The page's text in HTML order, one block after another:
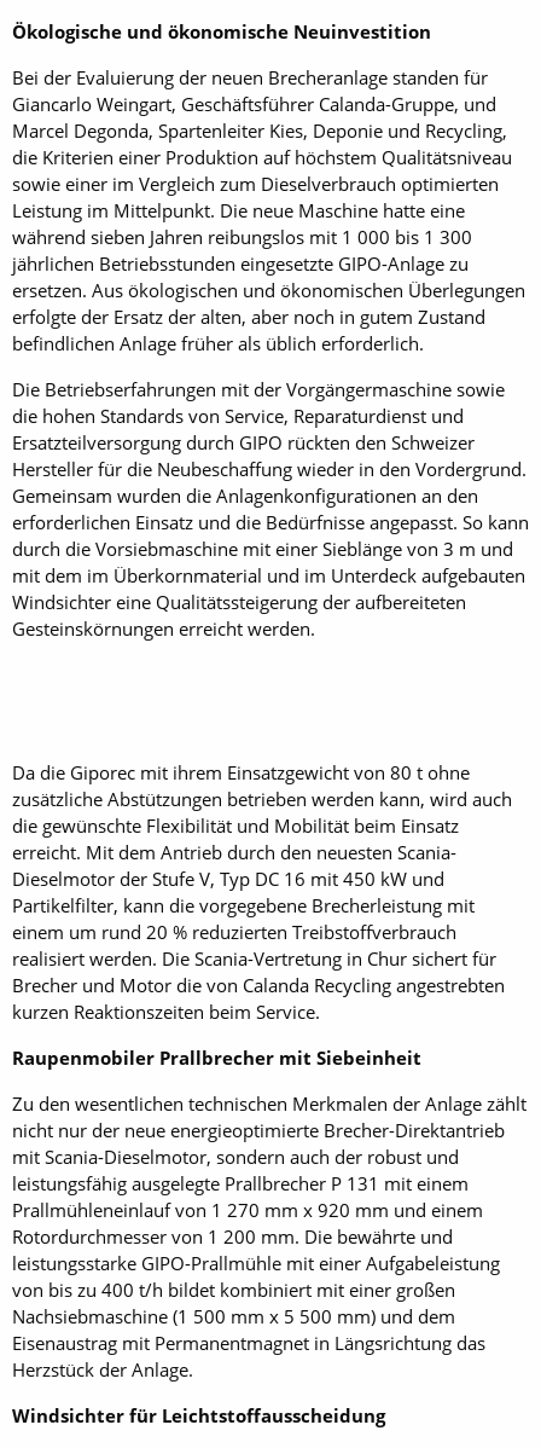
Ökologische und ökonomische Neuinvestition
Bei der Evaluierung der neuen Brecheranlage standen für
Giancarlo Weingart, Geschäftsführer Calanda-Gruppe, und
Marcel Degonda, Spartenleiter Kies, Deponie und Recycling,
die Kriterien einer Produktion auf höchstem Qualitätsniveau
sowie einer im Vergleich zum Dieselverbrauch optimierten
Leistung im Mittelpunkt. Die neue Maschine hatte eine
während sieben Jahren reibungslos mit 1 000 bis 1 300
jährlichen Betriebsstunden eingesetzte GIPO-Anlage zu
ersetzen. Aus ökologischen und ökonomischen Überlegungen
erfolgte der Ersatz der alten, aber noch in gutem Zustand
befindlichen Anlage früher als üblich erforderlich.
Die Betriebserfahrungen mit der Vorgängermaschine sowie
die hohen Standards von Service, Reparaturdienst und
Ersatzteilversorgung durch GIPO rückten den Schweizer
Hersteller für die Neubeschaffung wieder in den Vordergrund.
Gemeinsam wurden die Anlagenkonfigurationen an den
erforderlichen Einsatz und die Bedürfnisse angepasst. So kann
durch die Vorsiebmaschine mit einer Sieblänge von 3 m und
mit dem im Überkornmaterial und im Unterdeck aufgebauten
Windsichter eine Qualitätssteigerung der aufbereiteten
Gesteinskörnungen erreicht werden.
Da die Giporec mit ihrem Einsatzgewicht von 80 t ohne
zusätzliche Abstützungen betrieben werden kann, wird auch
die gewünschte Flexibilität und Mobilität beim Einsatz
erreicht. Mit dem Antrieb durch den neuesten Scania-
Dieselmotor der Stufe V, Typ DC 16 mit 450 kW und
Partikelfilter, kann die vorgegebene Brecherleistung mit
einem um rund 20 % reduzierten Treibstoffverbrauch
realisiert werden. Die Scania-Vertretung in Chur sichert für
Brecher und Motor die von Calanda Recycling angestrebten
kurzen Reaktionszeiten beim Service.
Raupenmobiler Prallbrecher mit Siebeinheit
Zu den wesentlichen technischen Merkmalen der Anlage zählt
nicht nur der neue energieoptimierte Brecher-Direktantrieb
mit Scania-Dieselmotor, sondern auch der robust und
leistungsfähig ausgelegte Prall­brecher P 131 mit einem
Prallmühleneinlauf von 1 270 mm x 920 mm und einem
Rotordurchmesser von 1 200 mm. Die bewährte und
leistungsstarke GIPO-Prallmühle mit einer Aufgabeleistung
von bis zu 400 t/h bildet kombiniert mit einer großen
Nachsiebmaschine (1 500 mm x 5 500 mm) und dem
Eisenaustrag mit Permanentmagnet in Längsrichtung das
Herzstück der Anlage.
Windsichter für Leichtstoffausscheidung